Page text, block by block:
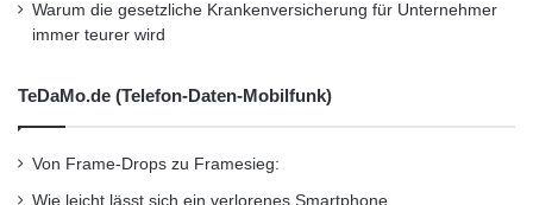
Abhängigkeit wegen zu starkem Verlass
Sehgesundheit vermeiden & regelmäßigen
Nicht für alle Sehprobleme geeignet, die
Warum die gesetzliche Krankenversicherung für Unternehmer
immer teurer wird
TeDaMo.de (Telefon-Daten-Mobilfunk)
Von Frame-Drops zu Framesieg:
Wie leicht lässt sich ein verlorenes Smartphone